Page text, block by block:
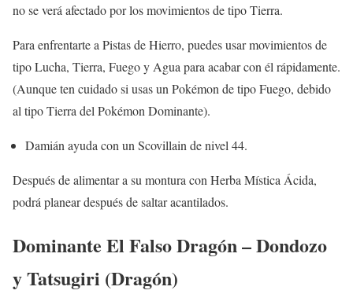
no se verá afectado por los movimientos de tipo Tierra.
Para enfrentarte a Pistas de Hierro, puedes usar movimientos de
tipo Lucha, Tierra, Fuego y Agua para acabar con él rápidamente.
(Aunque ten cuidado si usas un Pokémon de tipo Fuego, debido
al tipo Tierra del Pokémon Dominante).
Damián ayuda con un Scovillain de nivel 44.
Después de alimentar a su montura con Herba Mística Ácida,
podrá planear después de saltar acantilados.
Dominante El Falso Dragón – Dondozo
y Tatsugiri (Dragón)